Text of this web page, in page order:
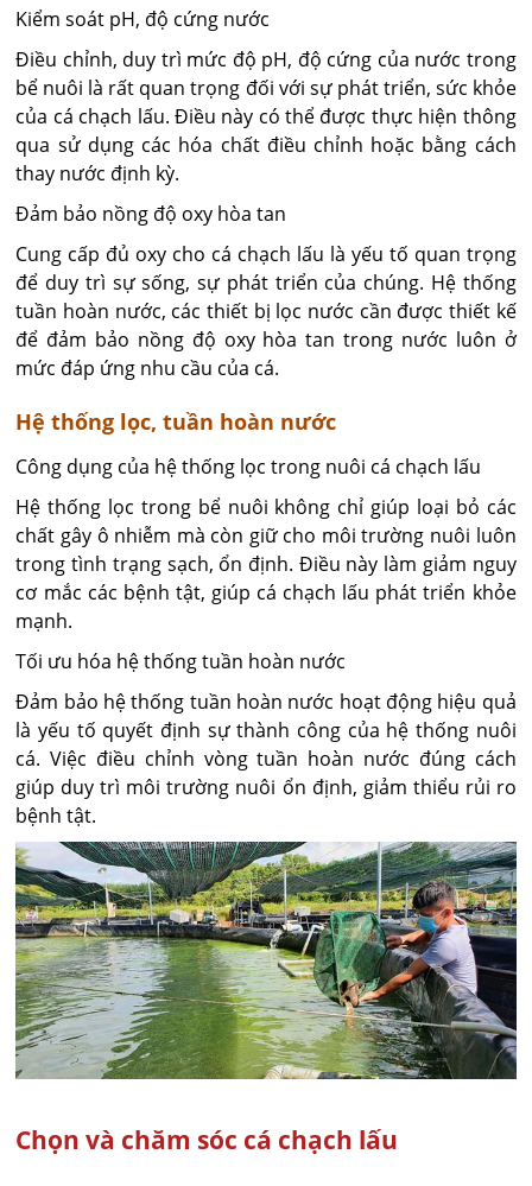
Kiểm soát pH, độ cứng nước
Điều chỉnh, duy trì mức độ pH, độ cứng của nước trong
bể nuôi là rất quan trọng đối với sự phát triển, sức khỏe
của cá chạch lấu. Điều này có thể được thực hiện thông
qua sử dụng các hóa chất điều chỉnh hoặc bằng cách
thay nước định kỳ.
Đảm bảo nồng độ oxy hòa tan
Cung cấp đủ oxy cho cá chạch lấu là yếu tố quan trọng
để duy trì sự sống, sự phát triển của chúng. Hệ thống
tuần hoàn nước, các thiết bị lọc nước cần được thiết kế
để đảm bảo nồng độ oxy hòa tan trong nước luôn ở
mức đáp ứng nhu cầu của cá.
Hệ thống lọc, tuần hoàn nước
Công dụng của hệ thống lọc trong nuôi cá chạch lấu
Hệ thống lọc trong bể nuôi không chỉ giúp loại bỏ các
chất gây ô nhiễm mà còn giữ cho môi trường nuôi luôn
trong tình trạng sạch, ổn định. Điều này làm giảm nguy
cơ mắc các bệnh tật, giúp cá chạch lấu phát triển khỏe
mạnh.
Tối ưu hóa hệ thống tuần hoàn nước
Đảm bảo hệ thống tuần hoàn nước hoạt động hiệu quả
là yếu tố quyết định sự thành công của hệ thống nuôi
cá. Việc điều chỉnh vòng tuần hoàn nước đúng cách
giúp duy trì môi trường nuôi ổn định, giảm thiểu rủi ro
bệnh tật.
Chọn và chăm sóc cá chạch lấu